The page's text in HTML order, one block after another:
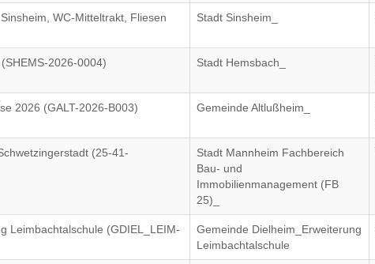
WC-Mitteltrakt, Fliesen
Stadt Sinsheim_
2026-0004) Stadt Hemsbach_
2026 (GALT-2026-B003) Gemeinde Altlußheim_
(25-41-
Stadt Mannheim Fachbereich
Bau- und
Immobilienmanagement (FB
25)_
Leimbachtalschule (GDIEL_LEIM-
Gemeinde Dielheim_Erweiterung
Leimbachtalschule